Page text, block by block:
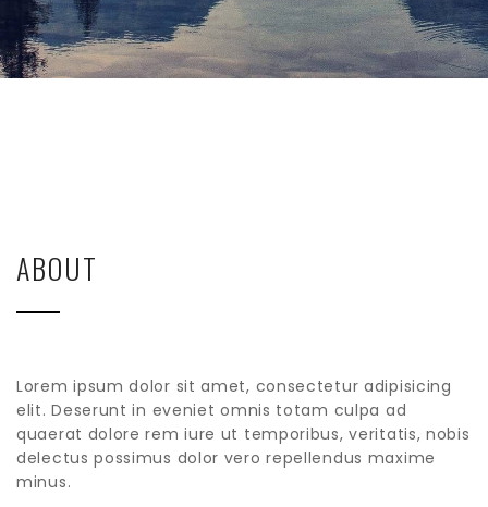
ABOUT
Lorem ipsum dolor sit amet, consectetur adipisicing
elit. Deserunt in eveniet omnis totam culpa ad
quaerat dolore rem iure ut temporibus, veritatis, nobis
delectus possimus dolor vero repellendus maxime
minus.